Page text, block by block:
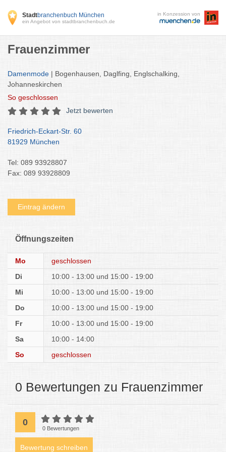
Stadtbranchenbuch München
ein Angebot von stadtbranchenbuch.de
in Konzession von
Frauenzimmer
Damenmode | Bogenhausen, Daglfing, Englschalking,
Johanneskirchen
So geschlossen
Jetzt bewerten
Friedrich-Eckart-Str. 60
81929 München
Tel: 089 93928807
Fax: 089 93928809
Eintrag ändern
Öffnungszeiten
Mo
geschlossen
Di
10:00 - 13:00
15:00 - 19:00
Mi
10:00 - 13:00
15:00 - 19:00
Do
10:00 - 13:00
15:00 - 19:00
Fr
10:00 - 13:00
15:00 - 19:00
Sa
10:00 - 14:00
So
geschlossen
0 Bewertungen zu Frauenzimmer
0
0 Bewertungen
Bewertung schreiben